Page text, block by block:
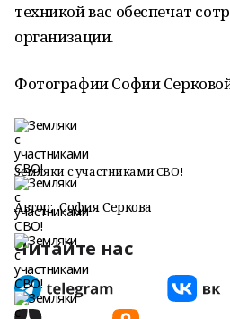
техникой вас обеспечат
организации.
Фотографии Софии
Земляки с участниками СВО!
Автор: София Серкова
Читайте нас